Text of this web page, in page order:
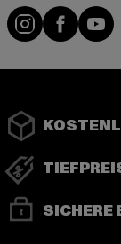
Instagram
SICHERE